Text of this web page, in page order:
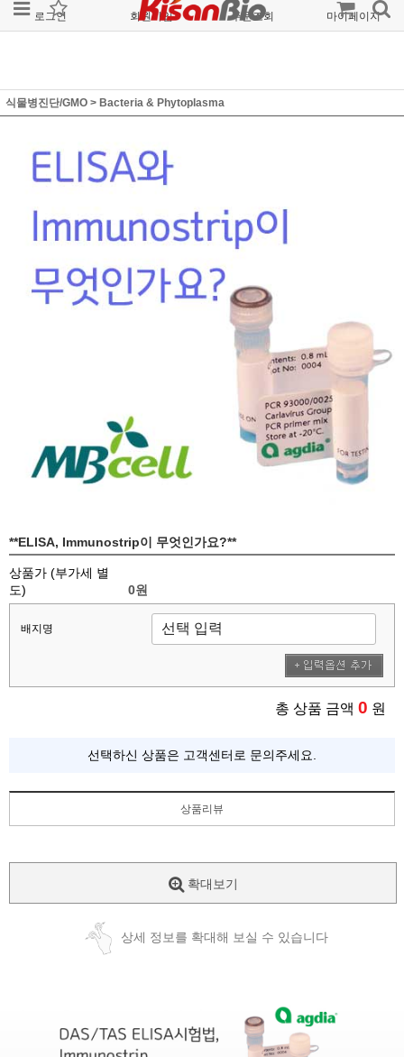
로그인 회원가입 주문조회 마이페이지
식물병진단/GMO > Bacteria & Phytoplasma
**ELISA, Immunostrip이 무엇인가요?**
상품가 (부가세 별
도)
0원
배지명
총 상품 금액 0 원
선택하신 상품은 고객센터로 문의주세요.
상품리뷰
확대보기
상세 정보를 확대해 보실 수 있습니다